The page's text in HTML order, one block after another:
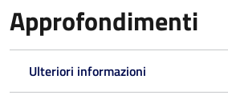
Approfondimenti
Ulteriori informazioni